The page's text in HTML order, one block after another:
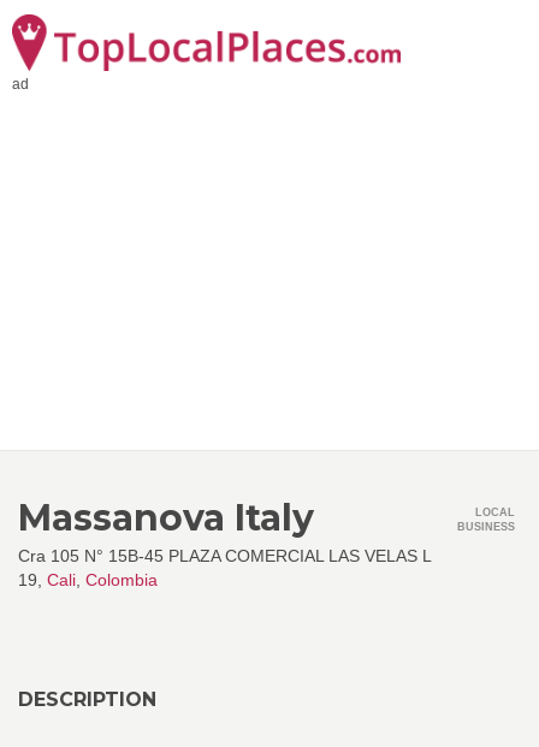
ad
Massanova Italy
Cra 105 N° 15B-45 PLAZA COMERCIAL LAS VELAS L
19, Cali Colombia
LOCAL
BUSINESS
DESCRIPTION